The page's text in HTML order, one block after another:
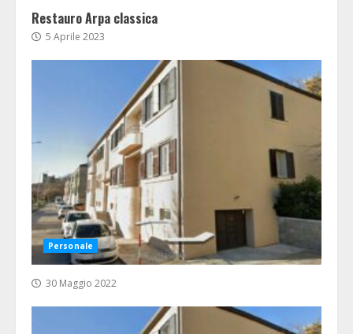
Restauro Arpa classica
5 Aprile 2023
Personale
30 Maggio 2022